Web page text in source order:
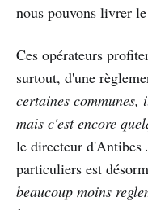
nous pouvons livrer
Ces opérateurs
surtout, d'une
certaines
mais c'est encore
le directeur d'Antibes
particuliers est
beaucoup moins